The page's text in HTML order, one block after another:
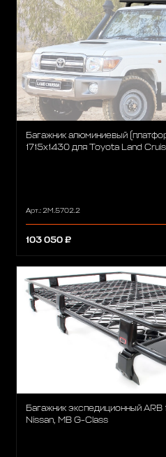
Багажник алюминиевый
1715x1430 для Toyota Land
Арт.: 2M.5702.2
103 050 ₽
Багажник экспедиционный
Nissan, MB G-Class